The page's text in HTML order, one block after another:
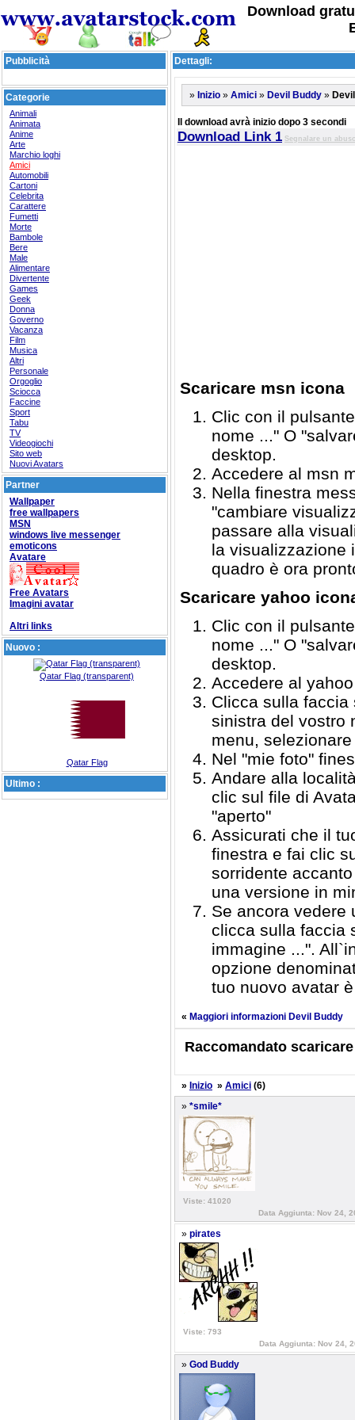
Download
Pubblicità
Categorie
Animali
Animata
Anime
Arte
Marchio loghi
Amici
Automobili
Cartoni
Celebrita
Carattere
Fumetti
Morte
Bambole
Bere
Male
Alimentare
Divertente
Games
Geek
Donna
Governo
Vacanza
Film
Musica
Altri
Personale
Orgoglio
Sciocca
Faccine
Sport
Tabu
TV
Videogiochi
Sito web
Nuovi Avatars
Partner
Wallpaper
free wallpapers
MSN
windows live messenger
emoticons
Avatare
Free Avatars
Imagini avatar
Altri links
Nuovo :
Qatar Flag (transparent)
Qatar Flag
Ultimo :
Dettagli:
» Inizio » Amici » Devil Buddy »
Il download avrà inizio dopo 3 secondi
Download Link 1 Segnalare un
Scaricare msn icona
Clic con il
nome ..." O
desktop.
Accedere al msn
Nella finestra
"cambiare
passare alla
la visualizzazione
quadro è ora
Scaricare yahoo
Clic con il
nome ..." O
desktop.
Accedere al
Clicca sulla
sinistra del vostro
menu,
Nel "mie foto"
Andare alla
clic sul file di
"aperto"
Assicurati che il
finestra e fai clic
sorridente
una versione in
Se ancora vedere
clicca sulla faccia
immagine ...".
opzione
tuo nuovo avatar
« Maggiori informazioni Devil Buddy
Raccomandato
» Inizio » Amici (6)
» *smile*
Viste: 41020
Data Aggiunta: Nov 24,
» pirates
Viste: 793
Data Aggiunta: Nov 24,
» God Buddy